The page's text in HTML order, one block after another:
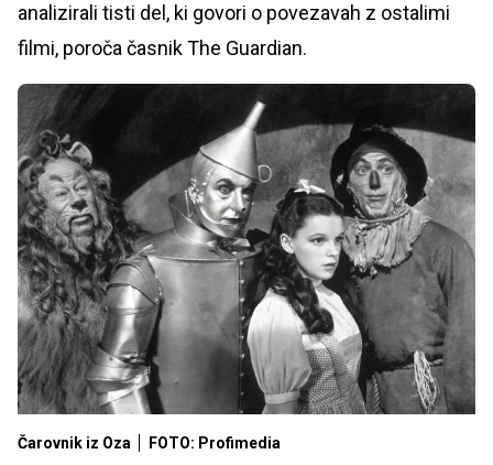
analizirali tisti del, ki govori o povezavah z ostalimi
filmi, poroča časnik The Guardian.
Čarovnik iz Oza FOTO: Profimedia